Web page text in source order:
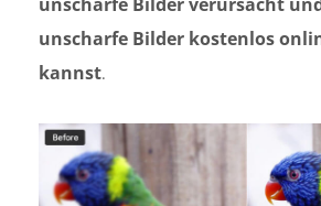
unscharfe Bilder kostenlos
kannst.